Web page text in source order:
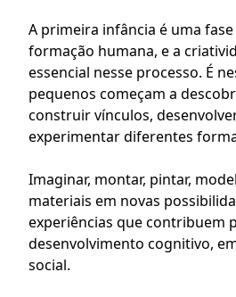
A primeira infância é uma
formação humana, e a
essencial nesse processo. É
pequenos começam a
construir vínculos,
experimentar diferentes
Imaginar, montar, pintar,
materiais em novas
experiências que contribuem
desenvolvimento cognitivo,
social.